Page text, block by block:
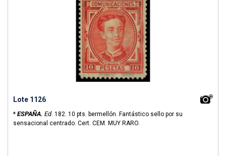
Lote 1126
* ESPAÑA. Ed. 182. 10 pts. bermellón. Fantástico sello por su
sensacional centrado. Cert. CEM. MUY RARO.